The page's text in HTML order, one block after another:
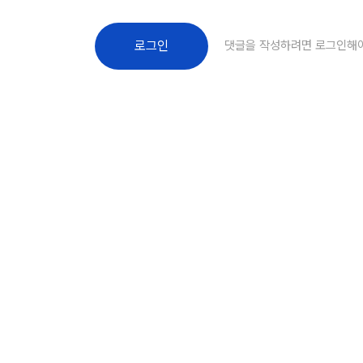
로그인 댓글을 작성하려면 로그인해